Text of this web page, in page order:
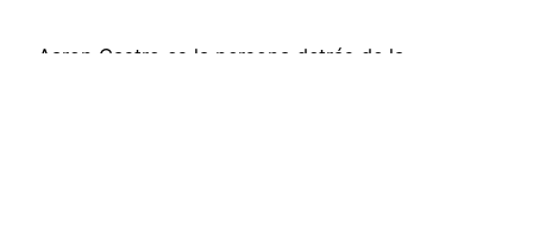
Aaron Castro es la persona detrás de la